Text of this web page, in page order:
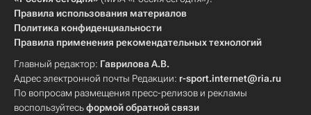
Правила использования материалов
Политика конфиденциальности
Правила применения рекомендательных технологий
Главный редактор: Гаврилова А.В.
Адрес электронной почты Редакции: r-sport.internet@ria.ru
По вопросам размещения пресс-релизов и рекламы
воспользуйтесьформой обратной связи